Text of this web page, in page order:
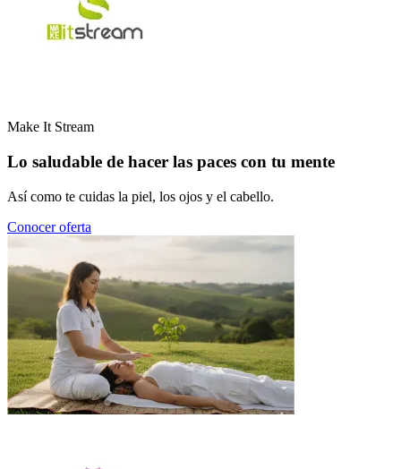
Make It Stream
Lo saludable de hacer las paces con tu mente
Así como te cuidas la piel, los ojos y el cabello.
Conocer oferta